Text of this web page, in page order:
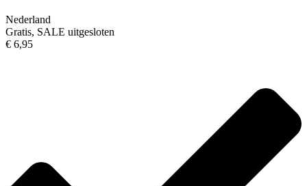
Nederland
Gratis, SALE uitgesloten
€ 6,95